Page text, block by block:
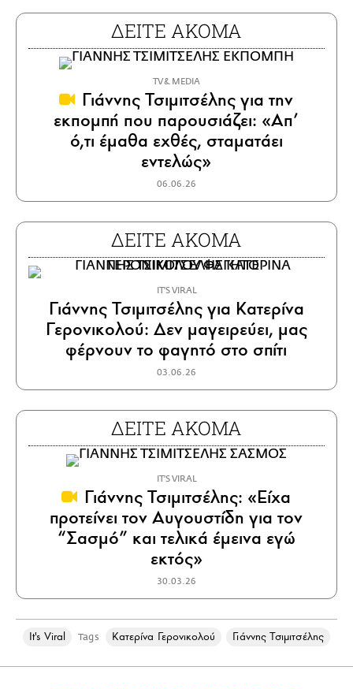
ΔΕΙΤΕ ΑΚΟΜΑ
TV & MEDIA
Γιάννης Τσιμιτσέλης για την
εκπομπή που παρουσιάζει: «Απ’
ό,τι έμαθα εχθές, σταματάει
εντελώς»
06.06.26
ΔΕΙΤΕ ΑΚΟΜΑ
IT'S VIRAL
Γιάννης Τσιμιτσέλης για Κατερίνα
Γερονικολού: Δεν μαγειρεύει, μας
φέρνουν το φαγητό στο σπίτι
03.06.26
ΔΕΙΤΕ ΑΚΟΜΑ
IT'S VIRAL
Γιάννης Τσιμιτσέλης: «Είχα
προτείνει τον Αυγουστίδη για τον
“Σασμό” και τελικά έμεινα εγώ
εκτός»
30.03.26
It's Viral Tags Κατερίνα Γερονικολού Γιάννης Τσιμιτσέλης